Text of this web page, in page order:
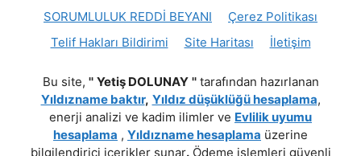
SORUMLULUK REDDİ BEYANI
Çerez Politikası
Telif Hakları Bildirimi
Site Haritası İletişim
Bu site, '' Yetiş DOLUNAY ''tarafından hazırlanan
Yıldızname baktır, Yıldız düşüklüğü hesaplama,
enerji analizi ve kadim ilimler ve Evlilik uyumu
hesaplama , Yıldızname hesaplama üzerine
bilgilendirici içerikler sunar.Ödeme işlemleri güvenli